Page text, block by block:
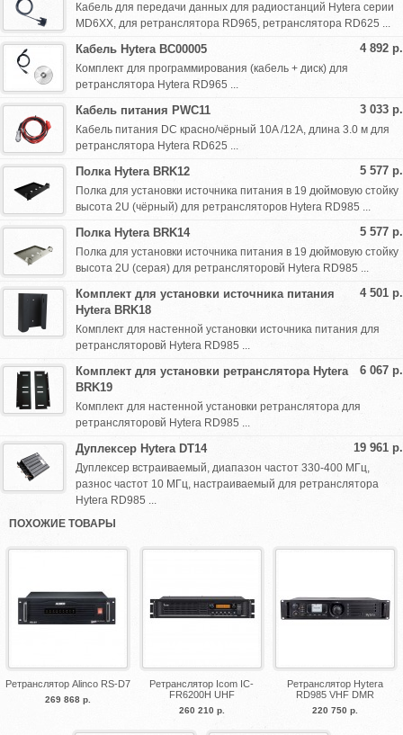
Кабель для передачи данных для радиостанций Hytera серии
MD6XX, для ретранслятора RD965, ретранслятора RD625 ...
4 892 р.
Кабель Hytera BC00005
Комплект для программирования (кабель + диск) для
ретранслятора Hytera RD965 ...
3 033 р.
Кабель питания PWC11
Кабель питания DC красно/чёрный 10A /12A, длина 3.0 м для
ретранслятора Hytera RD625 ...
5 577 р.
Полка Hytera BRK12
Полка для установки источника питания в 19 дюймовую стойку
высота 2U (чёрный) для ретрансляторов Hytera RD985 ...
5 577 р.
Полка Hytera BRK14
Полка для установки источника питания в 19 дюймовую стойку
высота 2U (серая) для ретрансляторовй Hytera RD985 ...
4 501 р.
Комплект для установки источника питания
Hytera BRK18
Комплект для настенной установки источника питания для
ретрансляторовй Hytera RD985 ...
6 067 р.
Комплект для установки ретранслятора Hytera
BRK19
Комплект для настенной установки ретранслятора для
ретрансляторовй Hytera RD985 ...
19 961 р.
Дуплексер Hytera DT14
Дуплексер встраиваемый, диапазон частот 330-400 МГц,
разнос частот 10 МГц, настраиваемый для ретранслятора
Hytera RD985 ...
ПОХОЖИЕ ТОВАРЫ
Ретранслятор Alinco RS-D7
269 868 р.
Ретранслятор Icom IC-
FR6200H UHF
260 210 р.
Ретранслятор Hytera
RD985 VHF DMR
220 750 р.